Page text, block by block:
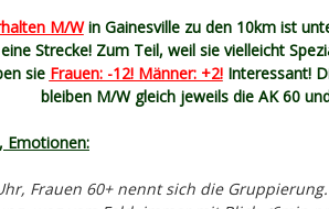
M/W in Gainesville zu den 10km ist
Strecke! Zum Teil, weil sie vielleicht
sie Frauen: -12! Männer: +2!Interessant!
bleiben M/W gleich jeweils die AK 60
Emotionen:
Frauen 60+ nennt sich die